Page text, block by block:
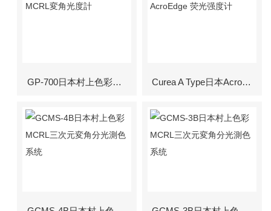
GP-700日本村上色彩MCRL変角光度計 Curea A Type日本AcroEdge 荧光强度计